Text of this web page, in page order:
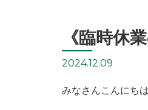
《臨時休
2024.12.09
みなさんこんにち